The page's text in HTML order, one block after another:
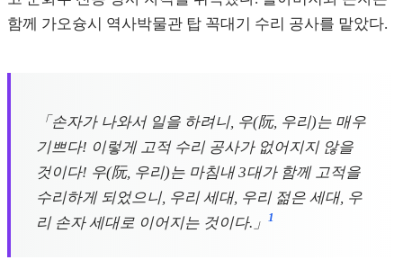
함께 가오슝시 역사박물관 탑 꼭대기 수리 공사를 맡았다.
「손자가 나와서 일을 하려니, 우(阮, 우리)는 매우
기쁘다! 이렇게 고적 수리 공사가 없어지지 않을
것이다! 우(阮, 우리)는 마침내 3대가 함께 고적을
수리하게 되었으니, 우리 세대, 우리 젊은 세대, 우
리 손자 세대로 이어지는 것이다.」 1